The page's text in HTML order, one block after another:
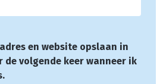
en website opslaan in
de volgende keer wanneer ik